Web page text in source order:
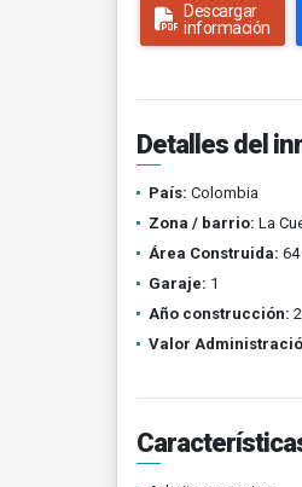
Descargar
información
Detalles del
País: Colombia
Zona / barrio: La
Área Construida: 64
Garaje: 1
Año construcción:
Valor